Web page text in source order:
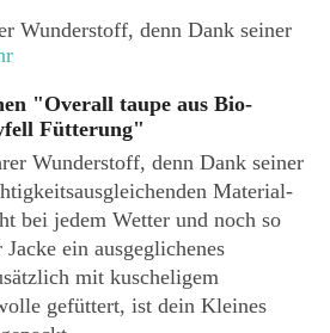
Wunderstoff, denn Dank seiner
"Overall taupe aus Bio-
Fütterung"
Wunderstoff, denn Dank seiner
Material-
bei jedem Wetter und noch so
ein ausgeglichenes
mit kuscheligem
gefüttert, ist dein Kleines